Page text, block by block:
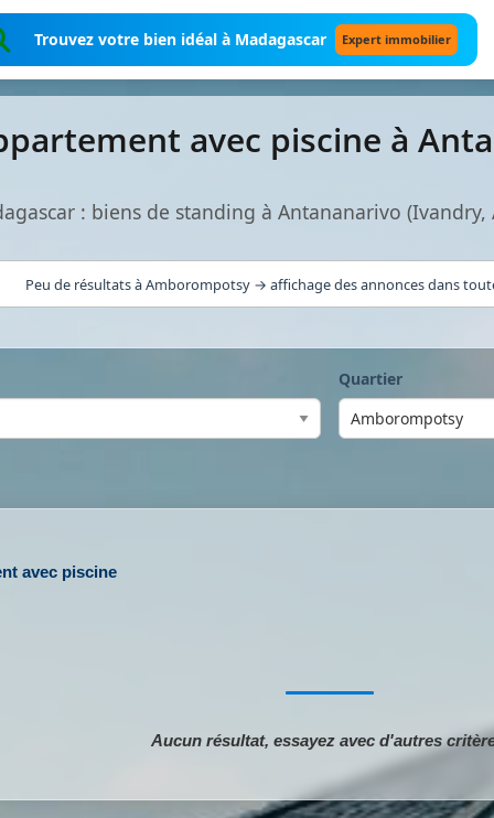
Trouvez votre bien idéal à Madagascar Expert immobilier
avec piscine à
: biens de standing à Antananarivo
Peu de résultats à Amborompotsy → affichage des annonces dans
Quartier
avec piscine
Aucun résultat, essayez avec d'autres